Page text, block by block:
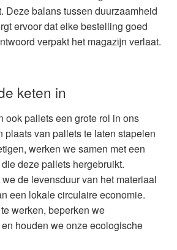
Deze balans tussen duurzaamheid
ervoor dat elke bestelling goed
verpakt het magazijn verlaat.
keten in
ook pallets een grote rol in ons
plaats van pallets te laten stapelen
werken we samen met een
deze pallets hergebruikt.
de levensduur van het materiaal
een lokale circulaire economie.
werken, beperken we
houden we onze ecologische